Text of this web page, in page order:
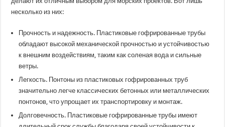
несколько из них:
Прочность и надежность. Пластиковые гофрированные трубы
обладают высокой механической прочностью и устойчивостью
к внешним воздействиям, таким как соленая вода и сильные
ветры.
Легкость. Понтоны из пластиковых гофрированных труб
значительно легче классических бетонных или металлических
понтонов, что упрощает их транспортировку и монтаж.
Долговечность. Пластиковые гофрированные трубы имеют